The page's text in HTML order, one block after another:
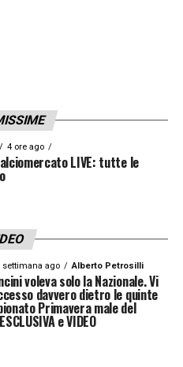
4 ore ago
LIVE: tutte le
settimana ago Alberto Petrosilli
voleva solo la Nazionale. Vi
davvero dietro le quinte
Primavera male del
e VIDEO